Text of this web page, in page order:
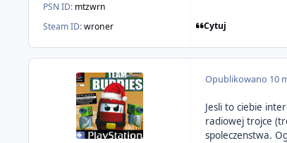
PSN ID: mtzwrn
Steam ID:wroner Cytuj
Opublikowano 10
Jesli to ciebie
radiowej trojce
spoleczenstwa.